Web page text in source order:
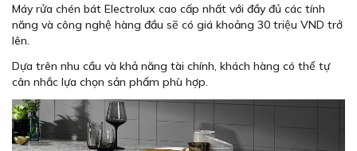
Máy rửa chén bát Electrolux cao cấp nhất với đầy đủ các tính
năng và công nghệ hàng đầu sẽ có giá khoảng 30 triệu VND trở
lên.
Dựa trên nhu cầu và khả năng tài chính, khách hàng có thể tự
cân nhắc lựa chọn sản phẩm phù hợp.